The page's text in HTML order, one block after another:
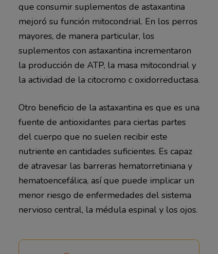
que consumir suplementos de astaxantina
mejoró su función mitocondrial. En los perros
mayores, de manera particular, los
suplementos con astaxantina incrementaron
la producción de ATP, la masa mitocondrial y
la actividad de la citocromo c oxidorreductasa.
Otro beneficio de la astaxantina es que es una
fuente de antioxidantes para ciertas partes
del cuerpo que no suelen recibir este
nutriente en cantidades suficientes. Es capaz
de atravesar las barreras hematorretiniana y
hematoencefálica, así que puede implicar un
menor riesgo de enfermedades del sistema
nervioso central, la médula espinal y los ojos.